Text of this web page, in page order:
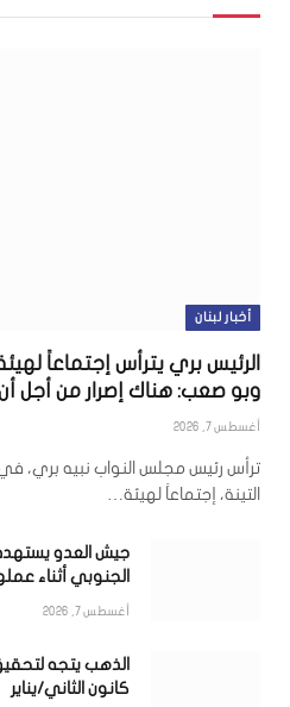
أخبار لبنان
الرئيس بري يترأس إجتماعاً
وبو صعب: هناك إصرار من أجل
أغسطس 7, 2026
ترأس رئيس مجلس النواب نبيه بري، في
التينة، إجتماعاً لهيئة…
جيش العدو
الجنوبي أثناء
أغسطس 7, 2026
الذهب يتجه
كانون الثاني/يناير